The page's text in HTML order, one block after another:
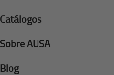
Catálogos
Sobre AUSA
Blog